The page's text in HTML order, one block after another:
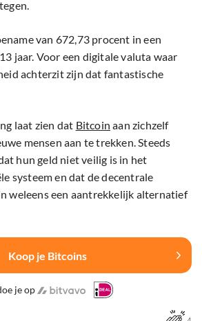
van 672,73 procent in een
jaar. Voor een digitale valuta waar
achterzit zijn dat fantastische
laat zien dat Bitcoin aan zichzelf
mensen aan te trekken. Steeds
hun geld niet veilig is in het
systeem en dat de decentrale
weleens een aantrekkelijk alternatief
Koop je Bitcoins
je op